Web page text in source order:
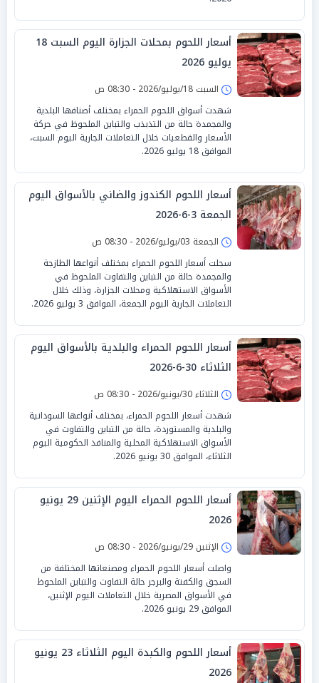
أسعار اللحوم بمحلات الجزارة اليوم السبت 18
يوليو 2026
السبت 18/يوليو/2026 - 08:30 ص
شهدت أسواق اللحوم الحمراء بمختلف أصنافها البلدية
والمجمدة حالة من التذبذب والتباين الملحوظ في حركة
الأسعار والقطعيات خلال التعاملات الجارية اليوم السبت،
الموافق 18 يوليو 2026.
أسعار اللحوم الكندوز والضاني بالأسواق اليوم
الجمعة 3-6-2026
الجمعة 03/يوليو/2026 - 08:30 ص
سجلت أسعار اللحوم الحمراء بمختلف أنواعها الطازجة
والمجمدة حالة من التباين والتفاوت الملحوظ في
الأسواق الاستهلاكية ومحلات الجزارة، وذلك خلال
التعاملات الجارية اليوم الجمعة، الموافق 3 يوليو 2026.
أسعار اللحوم الحمراء والبلدية بالأسواق اليوم
الثلاثاء 30-6-2026
الثلاثاء 30/يونيو/2026 - 08:30 ص
شهدت أسعار اللحوم الحمراء، بمختلف أنواعها السودانية
والبلدية والمستوردة، حالة من التباين والتفاوت في
الأسواق الاستهلاكية المحلية والمنافذ الحكومية اليوم
الثلاثاء، الموافق 30 يونيو 2026.
أسعار اللحوم الحمراء اليوم الإثنين 29 يونيو
2026
الإثنين 29/يونيو/2026 - 08:30 ص
واصلت أسعار اللحوم الحمراء ومصنعاتها المختلفة من
السجق والكفتة والبرجر حالة التفاوت والتباين الملحوظ
في الأسواق المصرية خلال التعاملات اليوم الإثنين،
الموافق 29 يونيو 2026.
أسعار اللحوم والكبدة اليوم الثلاثاء 23 يونيو
2026